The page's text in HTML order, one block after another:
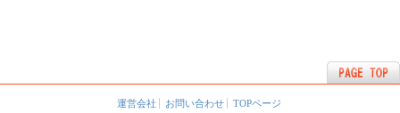
運営会社 お問い合わせ TOPページ